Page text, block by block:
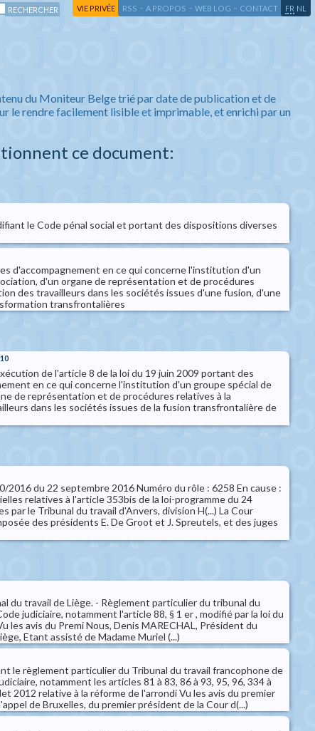
VIE PRIVÉE RSS - A PROPOS - WEB LOG - CONTACT FR NL
du Moniteur Belge trié par date de publication et de
le rendre facilement lisible et imprimable, et enrichi par un
ce document:
le Code pénal social et portant des dispositions diverses
d'accompagnement en ce qui concerne l'institution d'un
d'un organe de représentation et de procédures
des travailleurs dans les sociétés issues d'une fusion, d'une
transfrontalières
de l'article 8 de la loi du 19 juin 2009 portant des
en ce qui concerne l'institution d'un groupe spécial de
de représentation et de procédures relatives à la
dans les sociétés issues de la fusion transfrontalière de
2016 du 22 septembre 2016 Numéro du rôle : 6258 En cause :
relatives à l'article 353bis de la loi-programme du 24
par le Tribunal du travail d'Anvers, division H(...) La Cour
des présidents E. De Groot et J. Spreutels, et des juges
du travail de Liège. - Règlement particulier du tribunal du
judiciaire, notamment l'article 88, § 1 er , modifié par la loi du
les avis du Premi Nous, Denis MARECHAL, Président du
Etant assisté de Madame Muriel (...)
le règlement particulier du Tribunal du travail francophone de
notamment les articles 81 à 83, 86 à 93, 95, 96, 334 à
2012 relative à la réforme de l'arrondi Vu les avis du premier
de Bruxelles, du premier président de la Cour d(...)